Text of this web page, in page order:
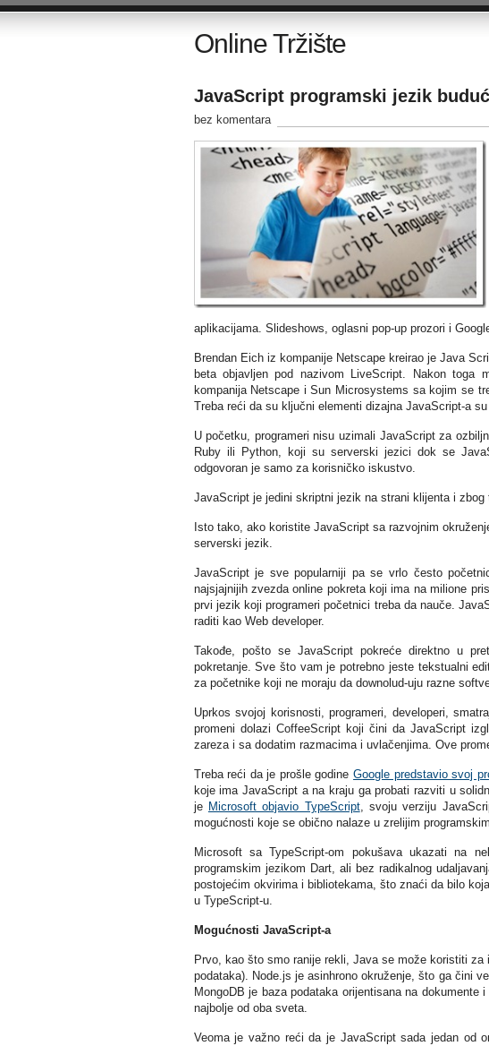
Online Tržište
JavaScript programski jezik
bez komentara
aplikacijama. Slideshows, oglasni pop-up prozori i
Brendan Eich iz kompanije Netscape kreirao je Java
beta objavljen pod nazivom LiveScript. Nakon toga
kompanija Netscape i Sun Microsystems sa kojim se
Treba reći da su ključni elementi dizajna JavaScript-a
U početku, programeri nisu uzimali JavaScript za
Ruby ili Python, koji su serverski jezici dok se
odgovoran je samo za korisničko iskustvo.
JavaScript je jedini skriptni jezik na strani klijenta i
Isto tako, ako koristite JavaScript sa razvojnim
serverski jezik.
JavaScript je sve popularniji pa se vrlo često
najsjajnijih zvezda online pokreta koji ima na milione
prvi jezik koji programeri početnici treba da nauče.
raditi kao Web developer.
Takođe, pošto se JavaScript pokreće direktno u
pokretanje. Sve što vam je potrebno jeste tekstualni
za početnike koji ne moraju da downolud-uju razne
Uprkos svojoj korisnosti, programeri, developeri,
promeni dolazi CoffeeScript koji čini da JavaScript
zareza i sa dodatim razmacima i uvlačenjima. Ove
Treba reći da je prošle godineGoogle predstavio svoj
koje ima JavaScript a na kraju ga probati razviti u
je Microsoft objavio TypeScript, svoju verziju
mogućnosti koje se obično nalaze u zrelijim
Microsoft sa TypeScript-om pokušava ukazati na
programskim jezikom Dart, ali bez radikalnog
postojećim okvirima i bibliotekama, što znaći da bilo
u TypeScript-u.
Mogućnosti JavaScript-a
Prvo, kao što smo ranije rekli, Java se može koristiti
podataka). Node.js je asinhrono okruženje, što ga čini
MongoDB je baza podataka orijentisana na
najbolje od oba sveta.
Veoma je važno reći da je JavaScript sada jedan od